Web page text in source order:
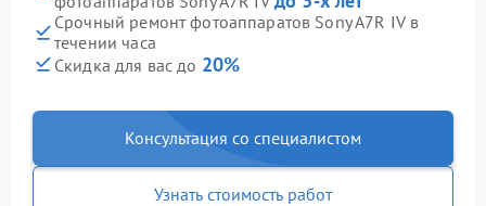
Срочный ремонт фотоаппаратов Sony A7R IV в
течении часа
Скидка для вас до 20%
Консультация со специалистом
Узнать стоимость работ